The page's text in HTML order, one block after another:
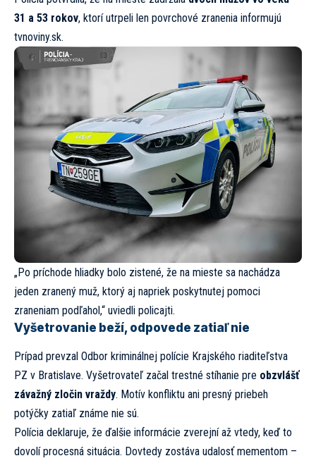
31 a 53 rokov, ktorí utrpeli len povrchové zranenia informujú
tvnoviny.sk.
„Po príchode hliadky bolo zistené, že na mieste sa nachádza
jeden zranený muž, ktorý aj napriek poskytnutej pomoci
zraneniam podľahol,“ uviedli policajti.
Vyšetrovanie beží, odpovede zatiaľ nie
Prípad prevzal Odbor kriminálnej polície Krajského riaditeľstva
PZ v Bratislave. Vyšetrovateľ začal trestné stíhanie pre obzvlášť
závažný zločin vraždy. Motív konfliktu ani presný priebeh
potýčky zatiaľ známe nie sú.
Polícia deklaruje, že ďalšie informácie zverejní až vtedy, keď to
dovolí procesná situácia. Dovtedy zostáva udalosť mementom –